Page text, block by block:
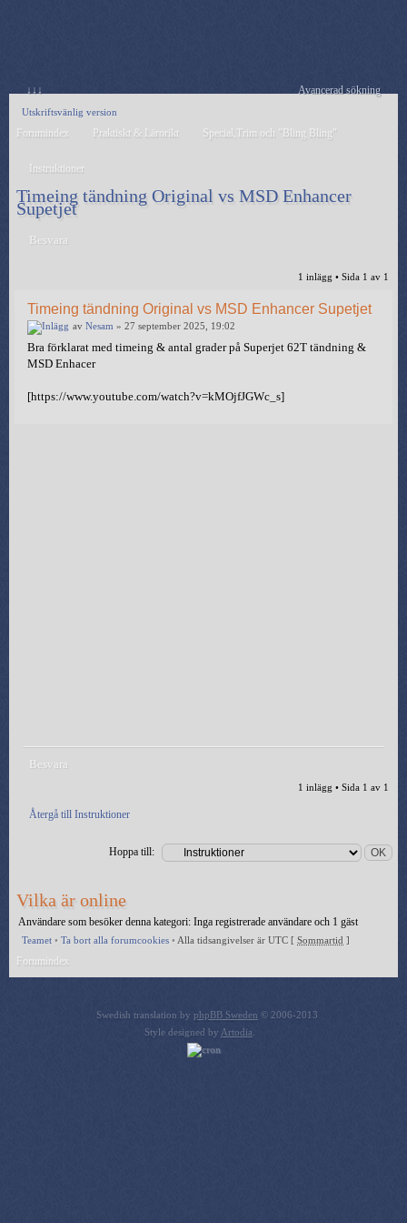
↓↓↓ Avancerad sökning
Utskriftsvänlig version
Forumindex Praktiskt & Lärorikt Special,Trim och "Bling Bling"
Instruktioner
Timeing tändning Original vs MSD Enhancer
Supetjet
Besvara
1 inlägg • Sida 1 av 1
Timeing tändning Original vs MSD Enhancer Supetjet
av Nesam » 27 september 2025, 19:02
Bra förklarat med timeing & antal grader på Superjet 62T tändning &
MSD Enhacer
[https://www.youtube.com/watch?v=kMOjfJGWc_s]
Besvara
1 inlägg • Sida 1 av 1
Återgå till Instruktioner
Hoppa till:
Vilka är online
Användare som besöker denna kategori: Inga registrerade användare och 1 gäst
Teamet • Ta bort alla forumcookies • Alla tidsangivelser är UTC [ Sommartid ]
Forumindex
Swedish translation by phpBB Sweden © 2006-2013
Style designed by Artodia